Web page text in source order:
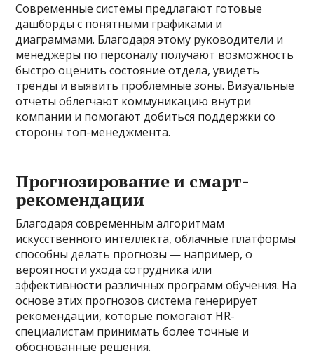
Современные системы предлагают готовые
дашборды с понятными графиками и
диаграммами. Благодаря этому руководители и
менеджеры по персоналу получают возможность
быстро оценить состояние отдела, увидеть
тренды и выявить проблемные зоны. Визуальные
отчеты облегчают коммуникацию внутри
компании и помогают добиться поддержки со
стороны топ-менеджмента.
Прогнозирование и смарт-
рекомендации
Благодаря современным алгоритмам
искусственного интеллекта, облачные платформы
способны делать прогнозы — например, о
вероятности ухода сотрудника или
эффективности различных программ обучения. На
основе этих прогнозов система генерирует
рекомендации, которые помогают HR-
специалистам принимать более точные и
обоснованные решения.